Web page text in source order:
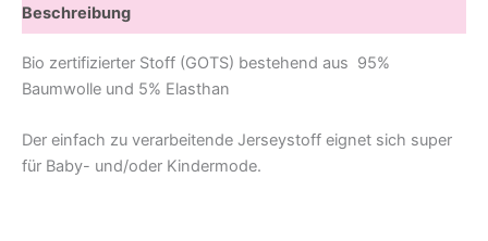
Beschreibung
Bio zertifizierter Stoff (GOTS) bestehend aus 95%
Baumwolle und 5% Elasthan
Der einfach zu verarbeitende Jerseystoff eignet sich super
für Baby- und/oder Kindermode.